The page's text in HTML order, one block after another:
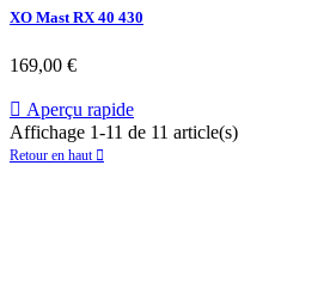
XO Mast RX 40 430
Prix
169,00 €
 Aperçu rapide
Affichage 1-11 de 11 article(s)
Retour en haut 